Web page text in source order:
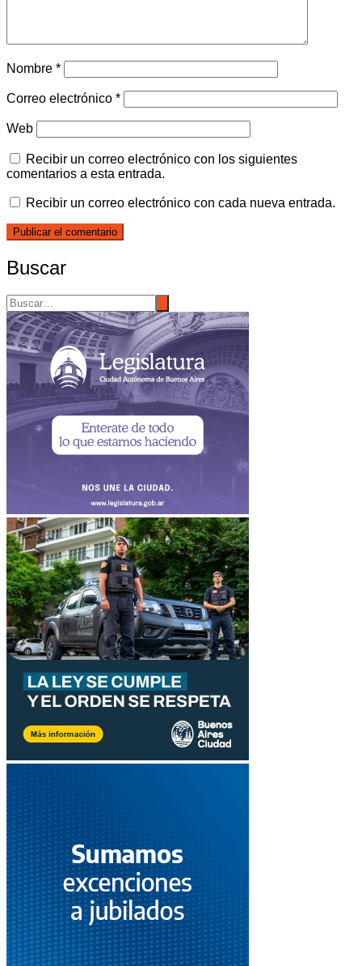
Nombre *
Correo electrónico *
Web
Recibir un correo electrónico con los siguientes
comentarios a esta entrada.
Recibir un correo electrónico con cada nueva entrada.
Buscar